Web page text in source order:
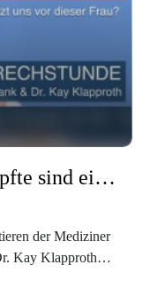
Brosius-Gersdorf: Ungeimpfte sind eine Bedrohung - IDA-Sprechstunde mit Dr. Gunter Frank und Dr. Kay Klapproth vom 23.07.2025
der Mediziner
Kay Klapproth
Kandidatinnen